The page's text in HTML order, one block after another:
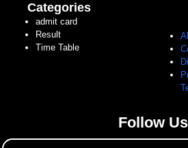
Categories
admit card
Result
Time Table
Follow Us